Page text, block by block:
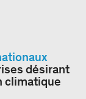
désirant
climatique